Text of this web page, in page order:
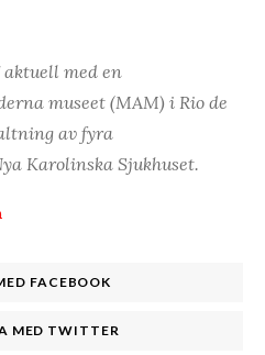
med en
museet (MAM) i Rio de
av fyra
Karolinska Sjukhuset.
FACEBOOK
MED TWITTER